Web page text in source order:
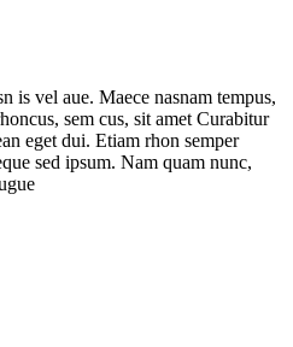
is vel aue. Maece nasnam tempus,
sem cus, sit amet Curabitur
eget dui. Etiam rhon semper
sed ipsum. Nam quam nunc,